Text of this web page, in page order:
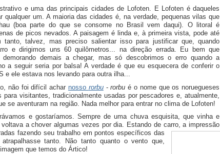
e uma das principais cidades de Lofoten. E Lofoten é daqueles
qualquer um. A maioria das cidades é, na verdade, pequenas vilas que
(boa parte do que se consome no Brasil vem daqui). O litoral é
de picos nevados. A paisagem é linda e, à primeira vista, pode até
tanto, talvez, mas preciso salientar isso para justificar que, quando
e dirigimos uns 60 quilômetros... na direção errada. Eu bem que
demorando demais a chegar, mas só descobrimos o erro quando a
a seguir seria por balsa! A verdade é que eu esquecera de conferir o
e ele estava nos levando para outra ilha...
não foi difícil achar nosso rorbu-rorbu é o nome que os noruegueses
visitantes, tradicionalmente usadas por pescadores e, atualmente,
se aventuram na região. Nada melhor para entrar no clima de Lofoten!
e gostaríamos. Sempre de uma chuva esquisita, que vinha e
a chover algumas vezes por dia. Estando de carro, a impressão
fazendo seu trabalho em pontos específicos das
tanto. Não tanto quanto o vento que,
que temos do Ártico!